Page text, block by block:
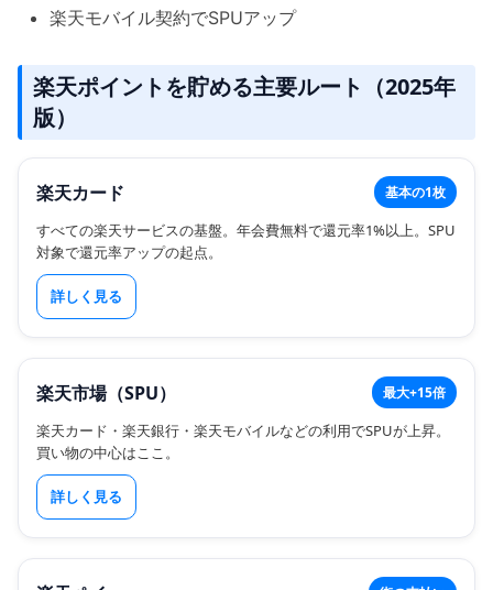
楽天モバイル契約でSPUアップ
楽天ポイントを貯める主要ルート（2025年
版）
楽天カード 基本の1枚
すべての楽天サービスの基盤。年会費無料で還元率1%以上。SPU
対象で還元率アップの起点。
詳しく見る
楽天市場（SPU） 最大+15倍
楽天カード・楽天銀行・楽天モバイルなどの利用でSPUが上昇。
買い物の中心はここ。
詳しく見る